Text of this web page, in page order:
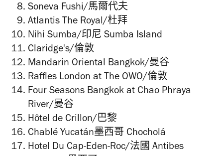
Soneva Fushi/馬爾代夫
Atlantis The Royal/杜拜
Nihi Sumba/印尼 Sumba Island
Claridge's/倫敦
Mandarin Oriental Bangkok/曼谷
Raffles London at The OWO/倫敦
Four Seasons Bangkok at Chao Phraya
River/曼谷
Hôtel de Crillon/巴黎
Chablé Yucatán墨西哥 Chocholá
Hotel Du Cap-Eden-Roc/法國 Antibes